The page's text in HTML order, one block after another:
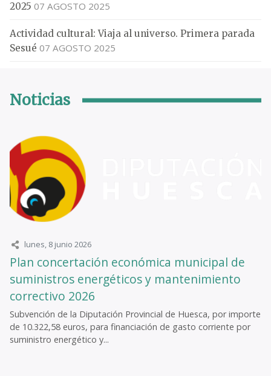
2025 07 AGOSTO 2025
Actividad cultural: Viaja al universo. Primera parada
Sesué 07 AGOSTO 2025
Noticias
lunes, 8 junio 2026
Plan concertación económica municipal de
suministros energéticos y mantenimiento
correctivo 2026
Subvención de la Diputación Provincial de Huesca, por importe
de 10.322,58 euros, para financiación de gasto corriente por
suministro energético y...